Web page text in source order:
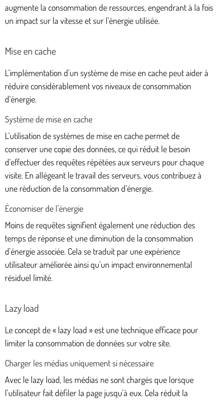
augmente la consommation de ressources, engendrant à la fois
un impact sur la vitesse et sur l’énergie utilisée.
Mise en cache
L’implémentation d’un système de mise en cache peut aider à
réduire considérablement vos niveaux de consommation
d’énergie.
Système de mise en cache
L’utilisation de systèmes de mise en cache permet de
conserver une copie des données, ce qui réduit le besoin
d’effectuer des requêtes répétées aux serveurs pour chaque
visite. En allégeant le travail des serveurs, vous contribuez à
une réduction de la consommation d’énergie.
Économiser de l’énergie
Moins de requêtes signifient également une réduction des
temps de réponse et une diminution de la consommation
d’énergie associée. Cela se traduit par une expérience
utilisateur améliorée ainsi qu’un impact environnemental
résiduel limité.
Lazy load
Le concept de « lazy load » est une technique efficace pour
limiter la consommation de données sur votre site.
Charger les médias uniquement si nécessaire
Avec le lazy load, les médias ne sont chargés que lorsque
l’utilisateur fait défiler la page jusqu’à eux. Cela réduit la